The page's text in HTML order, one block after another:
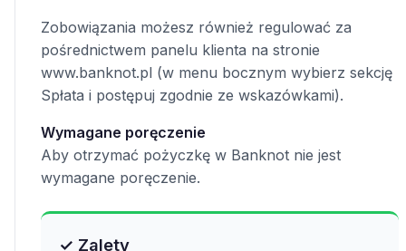
Zobowiązania możesz również regulować za
pośrednictwem panelu klienta na stronie
www.banknot.pl (w menu bocznym wybierz sekcję
Spłata i postępuj zgodnie ze wskazówkami).
Wymagane poręczenie
Aby otrzymać pożyczkę w Banknot nie jest
wymagane poręczenie.
✓ Zalety